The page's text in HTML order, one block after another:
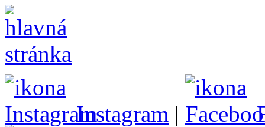
Instagram |